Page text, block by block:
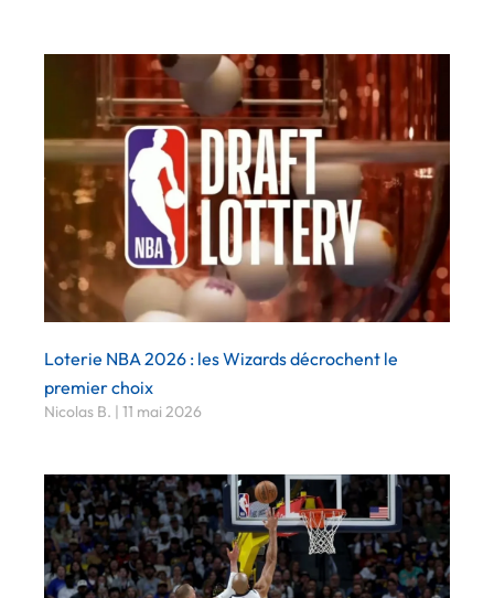
Loterie NBA 2026 : les Wizards décrochent le
premier choix
Nicolas B. 11 mai 2026